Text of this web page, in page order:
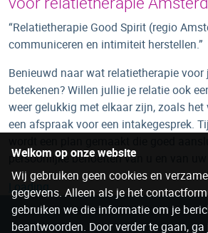
“Relatietherapie Good Spirit (regio
communiceren en intimiteit herstellen.”
Benieuwd naar wat relatietherapie
betekenen? Willen jullie je relatie ook
weer gelukkig met elkaar zijn, zoals het
een afspraak voor een intakegesprek.
persoonlijke behoeften van u en van uw
Loading…
Welkom op onze website
Wij gebruiken geen cookies en
gegevens. Alleen als je het
gebruiken we die informatie om je
beantwoorden. Door verder te gaan, ga